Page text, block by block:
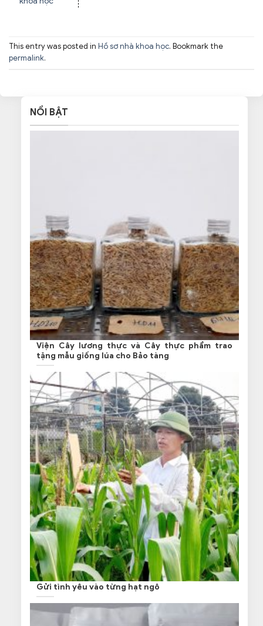
This entry was posted in Hồ sơ nhà khoa học. Bookmark the
permalink.
NỔI BẬT
Viện Cây lương thực và Cây thực phẩm trao
tặng mẫu giống lúa cho Bảo tàng
Gửi tình yêu vào từng hạt ngô